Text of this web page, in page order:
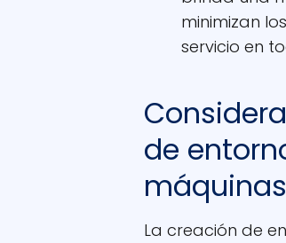
minimizan
servicio en
de
máquinas
La creación de